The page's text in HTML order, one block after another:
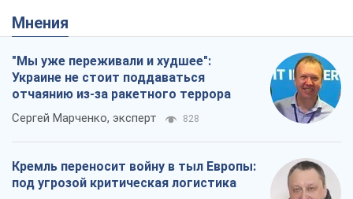
Мнения
"Мы уже переживали и худшее":
Украине не стоит поддаваться
отчаянию из-за ракетного террора
Сергей Марченко, эксперт 828
Кремль переносит войну в тыл Европы:
под угрозой критическая логистика